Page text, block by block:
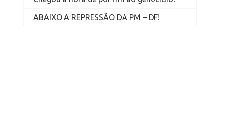
ABAIXO A REPRESSÃO DA PM – DF!